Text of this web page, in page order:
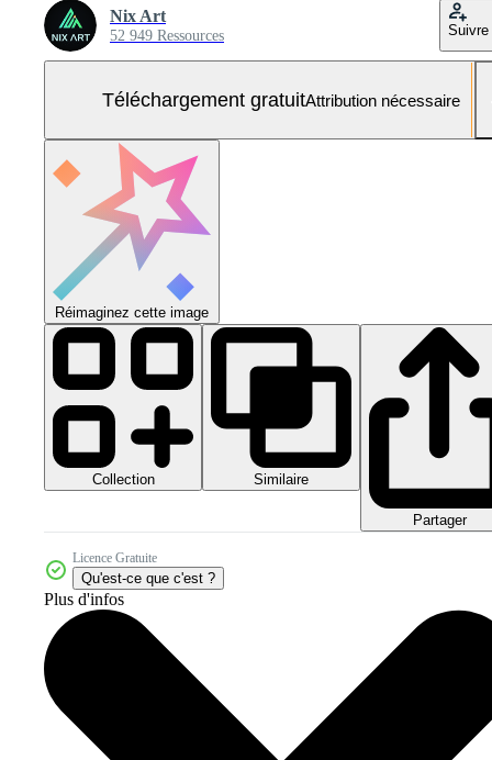
Nix Art
52 949 Ressources Suivre
Téléchargement gratuitAttribution nécessaire
Réimaginez cette image
Collection Similaire
Partager
Licence Gratuite
Qu'est-ce que c'est ?
Plus d'infos